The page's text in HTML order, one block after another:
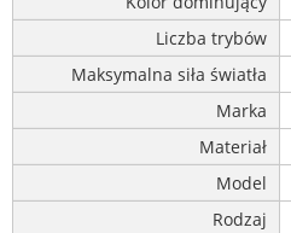
Liczba trybów
Maksymalna siła światła
Marka
Materiał
Model
Rodzaj